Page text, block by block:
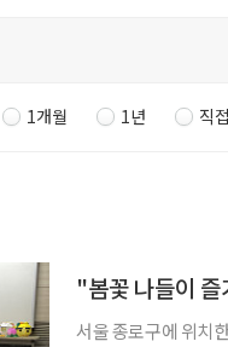
1개월 1년 직
"봄꽃 나들이
서울 종로구에 위치